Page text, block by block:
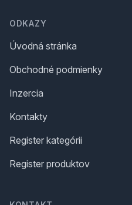
ODKAZY
Úvodná stránka
Obchodné podmienky
Inzercia
Kontakty
Register kategórii
Register produktov